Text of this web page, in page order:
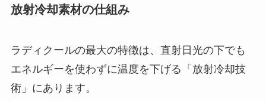
放射冷却素材の仕組み
ラディクールの最大の特徴は、直射日光の下でも
エネルギーを使わずに温度を下げる「放射冷却技
術」にあります。